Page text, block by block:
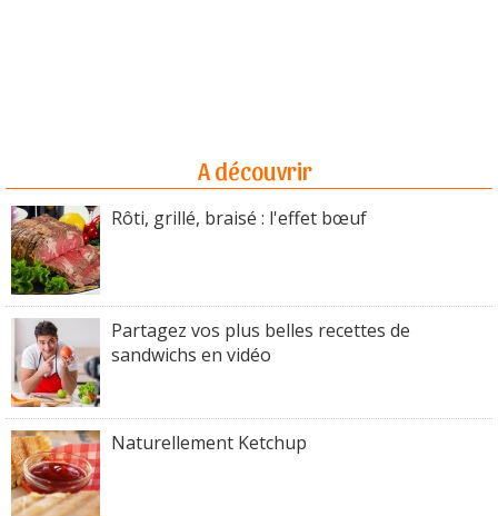
A découvrir
Rôti, grillé, braisé : l'effet bœuf
Partagez vos plus belles recettes de
sandwichs en vidéo
Naturellement Ketchup